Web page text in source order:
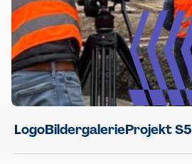
LogoBildergalerieProjekt S5